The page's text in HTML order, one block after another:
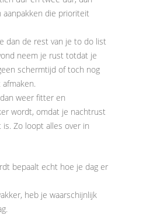
die prioriteit
dan de rest van je to do list
neem je rust totdat je
schermtijd of toch nog
weer fitter en
wordt, omdat je nachtrust
Zo loopt alles over in
bepaalt echt hoe je dag er
heb je waarschijnlijk